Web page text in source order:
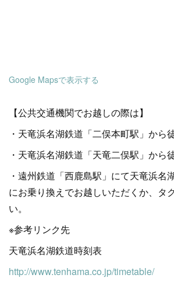
Google Mapsで表示する
【公共交通機関でお越しの際は】
・天竜浜名湖鉄道「二俣本町駅」から
・天竜浜名湖鉄道「天竜二俣駅」から
・遠州鉄道「西鹿島駅」にて天竜浜名
にお乗り換えでお越しいただくか、タ
い。
※参考リンク先
天竜浜名湖鉄道時刻表
http://www.tenhama.co.jp/timetable/